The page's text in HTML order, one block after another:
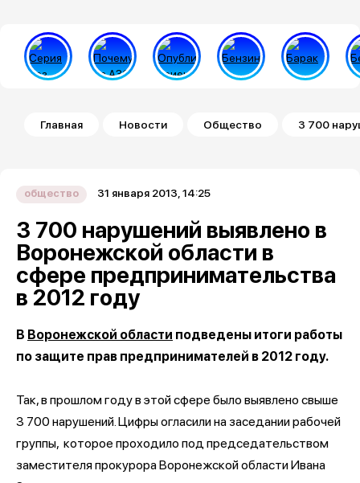
Строка навигации
Главная Новости Общество 3 700
общество 31 января 2013, 14:25
3 700 нарушений выявлено в
Воронежской области в
сфере предпринимательства
в 2012 году
В Воронежской области подведены итоги работы
по защите прав предпринимателей в 2012 году.
Так, в прошлом году в этой сфере было выявлено свыше
3 700 нарушений. Цифры огласили на заседании рабочей
группы, которое проходило под председательством
заместителя прокурора Воронежской области Ивана